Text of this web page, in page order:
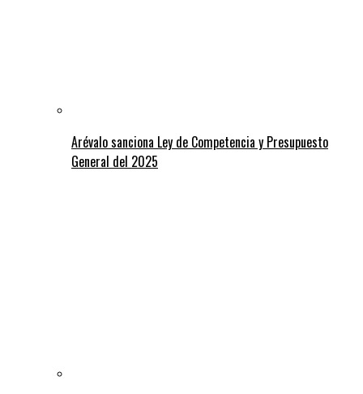
Arévalo sanciona Ley de Competencia y Presupuesto
General del 2025